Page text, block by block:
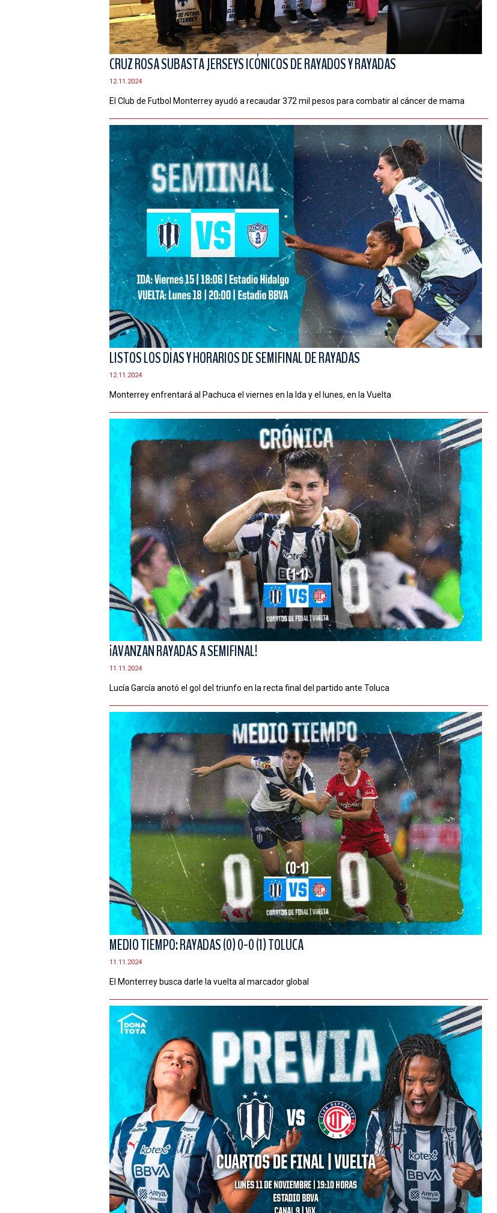
CRUZ ROSA SUBASTA JERSEYS ICÓNICOS DE RAYADOS Y RAYADAS
12.11.2024
El Club de Futbol Monterrey ayudó a recaudar 372 mil pesos para combatir al cáncer de mama
LISTOS LOS DÍAS Y HORARIOS DE SEMIFINAL DE RAYADAS
12.11.2024
Monterrey enfrentará al Pachuca el viernes en la Ida y el lunes, en la Vuelta
¡AVANZAN RAYADAS A SEMIFINAL!
11.11.2024
Lucía García anotó el gol del triunfo en la recta final del partido ante Toluca
MEDIO TIEMPO: RAYADAS (0) 0-0 (1) TOLUCA
11.11.2024
El Monterrey busca darle la vuelta al marcador global